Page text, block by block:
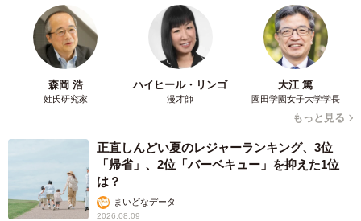
3/3
◆2022年度最も人気な資格TOP3（有効投票数：1500）
2位：FP（ファイナンシャルプランナー）
3位：TOEIC
4位：宅建士
森岡 浩
姓氏研究家
ハイヒール・リンゴ
漫才師
大江 篤
園田学園女子大学学長
もっと見る
正直しんどい夏のレジャーランキング、3位
「帰省」、2位「バーベキュー」を抑えた1位
は？
まいどなデータ
2026.08.09